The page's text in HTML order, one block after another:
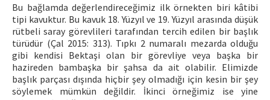
Bu bağlamda değerlendireceğimiz ilk örnekten biri kâtibi
tipi kavuktur. Bu kavuk 18. Yüzyıl ve 19. Yüzyıl arasında düşük
rütbeli saray görevlileri tarafından tercih edilen bir başlık
türüdür (Çal 2015: 313). Tıpkı 2 numaralı mezarda olduğu
gibi kendisi Bektaşi olan bir görevliye veya başka bir
hazireden bambaşka bir şahsa da ait olabilir. Elimizde
başlık parçası dışında hiçbir şey olmadığı için kesin bir şey
söylemek mümkün değildir. İkinci örneğimiz ise yine